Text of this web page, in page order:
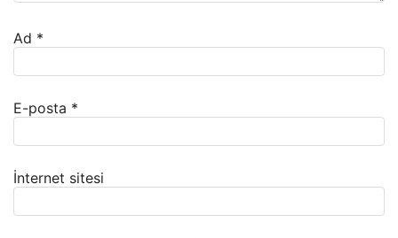
Ad *
E-posta *
İnternet sitesi